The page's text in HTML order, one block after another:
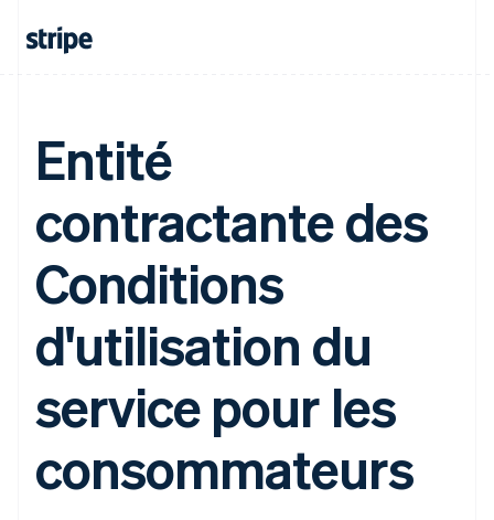
Entité
contractante des
Conditions
d'utilisation du
service pour les
consommateurs
DeutschEnglish
Australie
English
Autriche
Deutsch English
NederlandsFrançaisDeutschEnglish
Brésil
Bulgarie
English
EnglishFrançais
Chine continentale
Chypre
English